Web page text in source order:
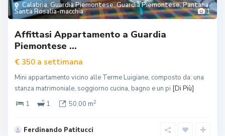
1
Calabria,Guardia Piemontese,Guardia Piemontese,Pantana-
Santa Rosalia-macchia
Affittasi Appartamento a Guardia
Piemontese ...
€ 350 a settimana
Mini appartamento vicino alle Terme Luigiane, composto da: una
stanza matrimoniale, soggiorno cucina, bagno e un pi [Di Più]
1
1 50.00 m2
Ferdinando Patitucci